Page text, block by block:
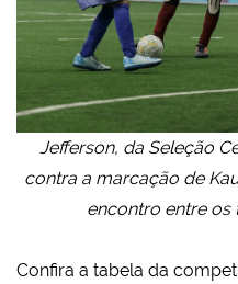
Jefferson, da Seleção
contra a marcação de
encontro entre os
Confira a tabela da